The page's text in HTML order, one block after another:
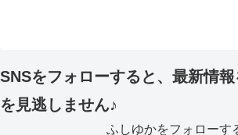
SNSをフォローすると、最新情
を見逃しません♪
ふしゆかをフォローす